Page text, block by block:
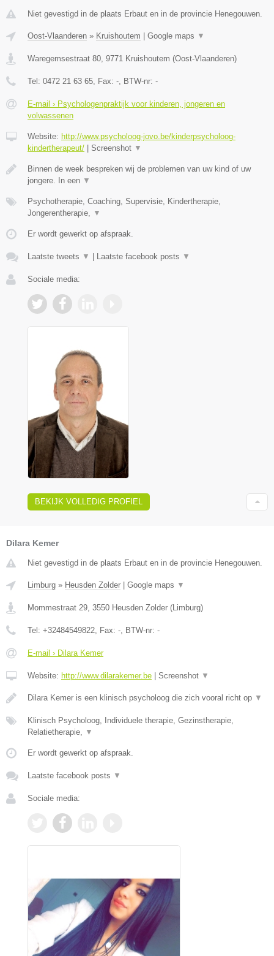
Niet gevestigd in de plaats Erbaut en in de provincie Henegouwen.
Oost-Vlaanderen » Kruishoutem Google maps ▼
Waregemsestraat 80, 9771 Kruishoutem (Oost-Vlaanderen)
Tel: 0472 21 63 65, Fax: -, BTW-nr: -
E-mail › Psychologenpraktijk voor kinderen, jongeren en
volwassenen
Website: http://www.psycholoog-jovo.be/kinderpsycholoog-
kindertherapeut/
Screenshot ▼
Binnen de week bespreken wij de problemen van uw kind of uw
jongere. In een ▼
Psychotherapie, Coaching, Supervisie, Kindertherapie,
Jongerentherapie, ▼
Er wordt gewerkt op afspraak.
Laatste tweets ▼ Laatste facebook posts ▼
Sociale media:
BEKIJK VOLLEDIG PROFIEL
Dilara Kemer
Niet gevestigd in de plaats Erbaut en in de provincie Henegouwen.
Limburg » Heusden Zolder Google maps ▼
Mommestraat 29, 3550 Heusden Zolder (Limburg)
Tel: +32484549822, Fax: -, BTW-nr: -
E-mail › Dilara Kemer
Website: http://www.dilarakemer.be Screenshot ▼
Dilara Kemer is een klinisch psycholoog die zich vooral richt op ▼
Klinisch Psycholoog, Individuele therapie, Gezinstherapie,
Relatietherapie, ▼
Er wordt gewerkt op afspraak.
Laatste facebook posts ▼
Sociale media: